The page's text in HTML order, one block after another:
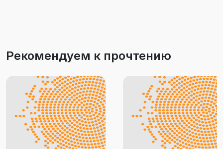
Рекомендуем к прочтению